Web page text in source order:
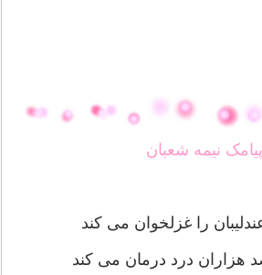
پیامک نیمه شعبان
را غزلخوان می کند
هزاران درد درمان می کند